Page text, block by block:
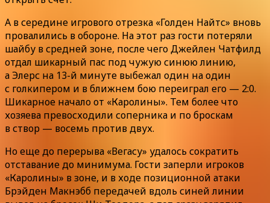
А в середине игрового отрезка «Голден Найтс» вновь
провалились в обороне. На этот раз гости потеряли
шайбу в средней зоне, после чего Джейлен Чатфилд
отдал шикарный пас под чужую синюю линию,
а Элерс на 13-й минуте выбежал один на один
с голкипером и в ближнем бою переиграл его — 2:0.
Шикарное начало от «Каролины». Тем более что
хозяева превосходили соперника и по броскам
в створ — восемь против двух.
Но еще до перерыва «Вегасу» удалось сократить
отставание до минимума. Гости заперли игроков
«Каролины» в зоне, и в ходе позиционной атаки
Брэйден Макнэбб передачей вдоль синей линии